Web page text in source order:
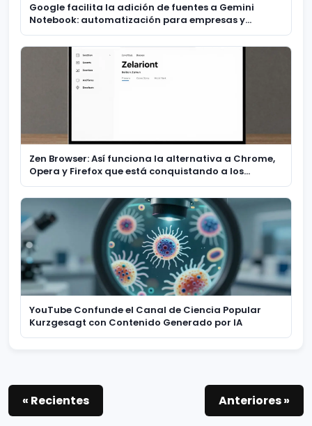
Google facilita la adición de fuentes a Gemini
Notebook: automatización para empresas y
educación
Zen Browser: Así funciona la alternativa a Chrome,
Opera y Firefox que está conquistando a los
usuarios
YouTube Confunde el Canal de Ciencia Popular
Kurzgesagt con Contenido Generado por IA
« Recientes Anteriores »